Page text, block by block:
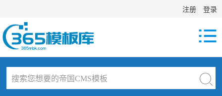
注册 登录
